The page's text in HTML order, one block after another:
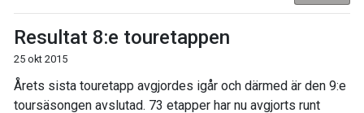
Resultat 8:e touretappen
25 okt 2015
Årets sista touretapp avgjordes igår och därmed är den 9:e
toursäsongen avslutad. 73 etapper har nu avgjorts runt